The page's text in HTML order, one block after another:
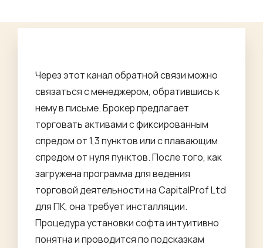
Через этот канал обратной связи можно
связаться с менеджером, обратившись к
нему в письме. Брокер предлагает
торговать активами с фиксированным
спредом от 1,3 пунктов или с плавающим
спредом от нуля пунктов. После того, как
загружена программа для ведения
торговой деятельности на CapitalProf Ltd
для ПК, она требует инсталляции.
Процедура установки софта интуитивно
понятна и проводится по подсказкам